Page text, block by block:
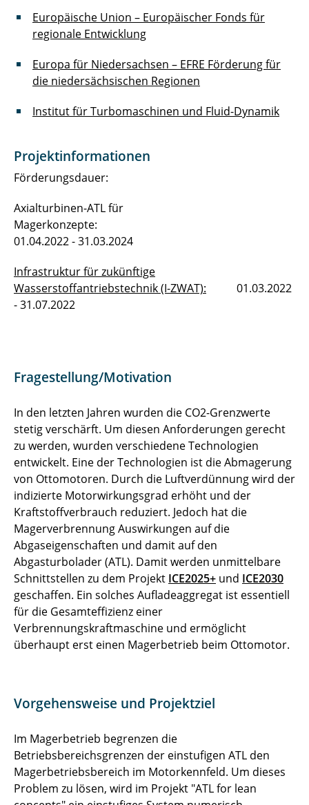
Europäische Union – Europäischer Fonds für
regionale Entwicklung
Europa für Niedersachsen – EFRE Förderung für
die niedersächsischen Regionen
Institut für Turbomaschinen und Fluid-Dynamik
Projektinformationen
Förderungsdauer:
Axialturbinen-ATL für
Magerkonzepte:
01.04.2022 - 31.03.2024
Infrastruktur für zukünftige
Wasserstoffantriebstechnik (I-ZWAT): 01.03.2022
- 31.07.2022
Fragestellung/Motivation
In den letzten Jahren wurden die CO2-Grenzwerte
stetig verschärft. Um diesen Anforderungen gerecht
zu werden, wurden verschiedene Technologien
entwickelt. Eine der Technologien ist die Abmagerung
von Ottomotoren. Durch die Luftverdünnung wird der
indizierte Motorwirkungsgrad erhöht und der
Kraftstoffverbrauch reduziert. Jedoch hat die
Magerverbrennung Auswirkungen auf die
Abgaseigenschaften und damit auf den
Abgasturbolader (ATL). Damit werden unmittelbare
Schnittstellen zu dem Projekt ICE2025+ und ICE2030
geschaffen. Ein solches Aufladeaggregat ist essentiell
für die Gesamteffizienz einer
Verbrennungskraftmaschine und ermöglicht
überhaupt erst einen Magerbetrieb beim Ottomotor.
Vorgehensweise und Projektziel
Im Magerbetrieb begrenzen die
Betriebsbereichsgrenzen der einstufigen ATL den
Magerbetriebsbereich im Motorkennfeld. Um dieses
Problem zu lösen, wird im Projekt "ATL for lean